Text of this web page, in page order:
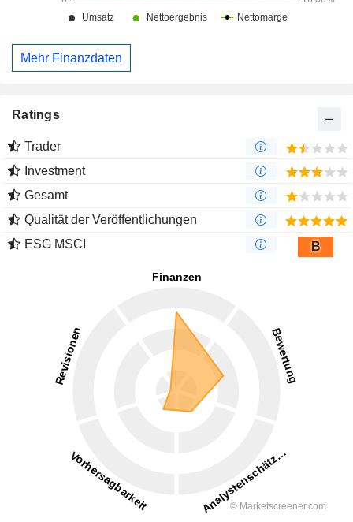
Mehr Finanzdaten
Ratings
Trader
Investment
Gesamt
Qualität der Veröffentlichungen
ESG MSCI
B